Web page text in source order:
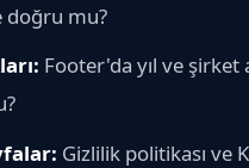
doğru mu?
Footer'da yıl ve şirket
Gizlilik politikası ve